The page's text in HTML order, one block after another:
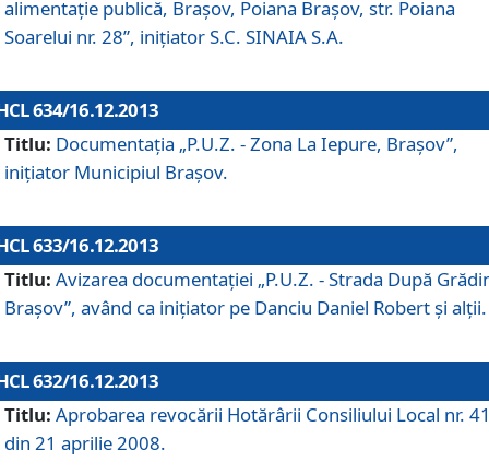
alimentaţie publică, Braşov, Poiana Braşov, str. Poiana
Soarelui nr. 28”, iniţiator S.C. SINAIA S.A.
634/16.12.2013
Titlu: Documentaţia „P.U.Z. - Zona La Iepure, Braşov”,
iniţiator Municipiul Braşov.
633/16.12.2013
Titlu: Avizarea documentaţiei „P.U.Z. - Strada După
Braşov”, având ca iniţiator pe Danciu Daniel Robert şi alţii.
632/16.12.2013
Titlu: Aprobarea revocării Hotărârii Consiliului Local nr.
din 21 aprilie 2008.